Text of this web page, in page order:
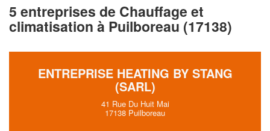
5 entreprises de Chauffage et
climatisation à Puilboreau (17138)
ENTREPRISE HEATING BY STANG
(SARL)
41 Rue Du Huit Mai
17138 Puilboreau